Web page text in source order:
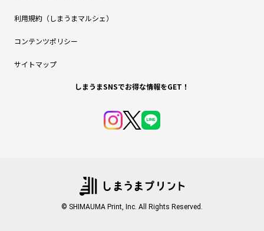
利用規約（しまうまマルシェ）
コンテンツポリシー
サイトマップ
しまうまSNSでお得な情報をGET！
© SHIMAUMA Print, Inc. All Rights Reserved.